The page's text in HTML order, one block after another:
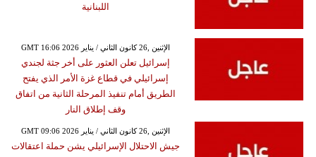
اللبنانية
GMT 16:06 2026 الإثنين ,26 كانون الثاني / يناير
إسرائيل تعلن العثور على أخر جثة لجندي
إسرائيلي في قطاع غزة الأمر الذي يفتح
الطريق أمام تنفيذ المرحلة الثانية من اتفاق
وقف إطلاق النار
GMT 09:06 2026 الإثنين ,26 كانون الثاني / يناير
جيش الاحتلال الإسرائيلي يشن حملة اعتقالات